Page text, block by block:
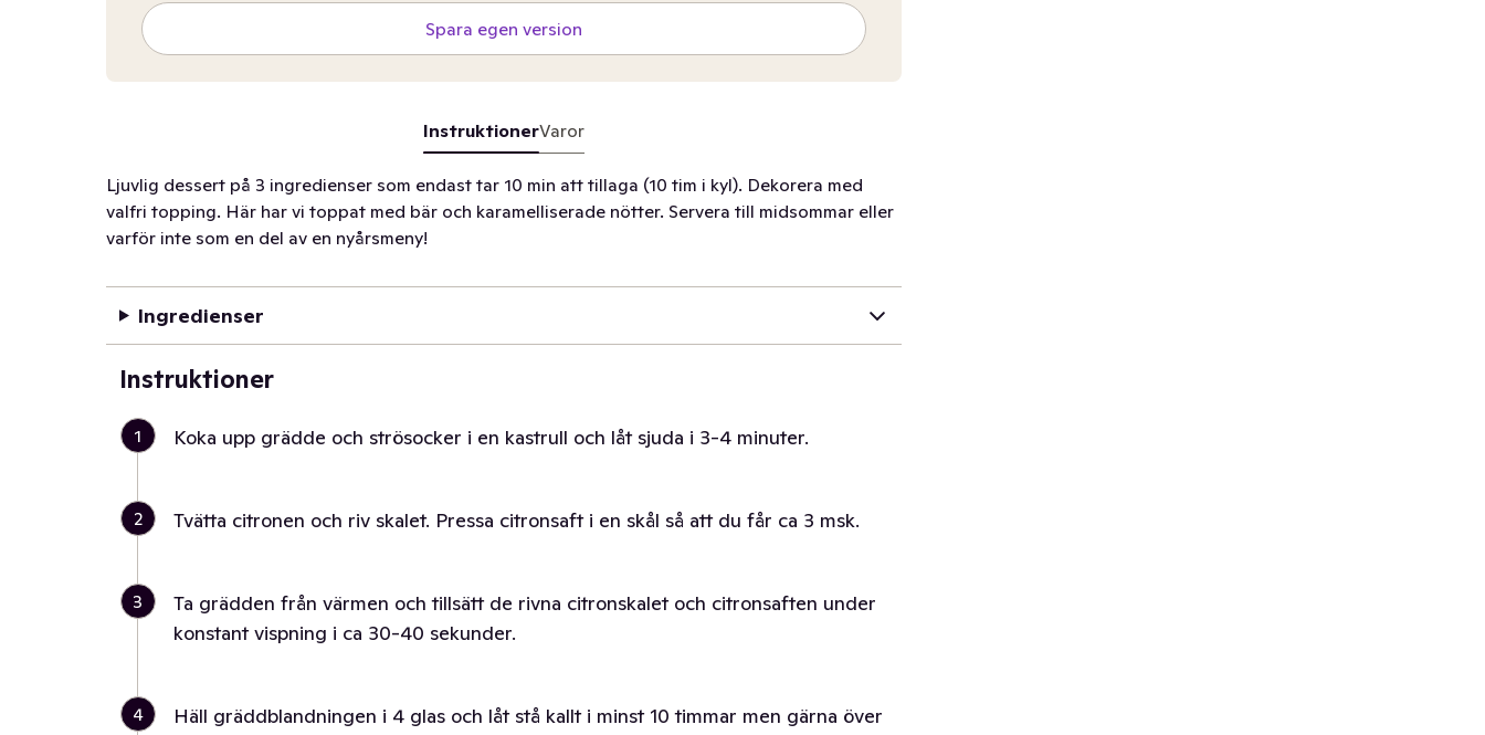
Spara egen version
InstruktionerVaror
Ljuvlig dessert på 3 ingredienser som endast tar 10 min att tillaga (10 tim i kyl). Dekorera med
valfri topping. Här har vi toppat med bär och karamelliserade nötter. Servera till midsommar eller
varför inte som en del av en nyårsmeny!
Ingredienser
Instruktioner
1 Koka upp grädde och strösocker i en kastrull och låt sjuda i 3-4 minuter.
2 Tvätta citronen och riv skalet. Pressa citronsaft i en skål så att du får ca 3 msk.
3
Ta grädden från värmen och tillsätt de rivna citronskalet och citronsaften under
konstant vispning i ca 30-40 sekunder.
4
Häll gräddblandningen i 4 glas och låt stå kallt i minst 10 timmar men gärna över